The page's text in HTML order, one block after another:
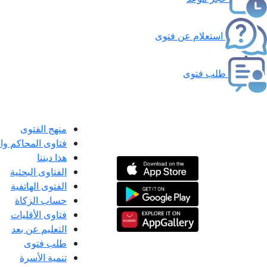
استعلام عن فتوى
طلب فتوى
منهج الفتوى
فتاوى المحاكم
هذا ديننا
الفتاوى البحثية
الفتوى الهاتفية
حساب الزكاة
فتاوى الأقليات
التعليم عن بعد
طلب فتوى
تنمية الأسرة